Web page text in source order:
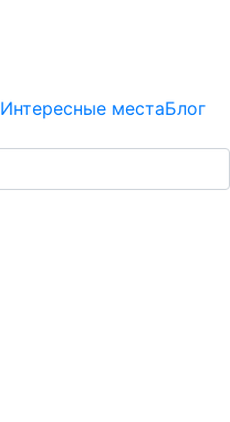
Интересные местаБлог